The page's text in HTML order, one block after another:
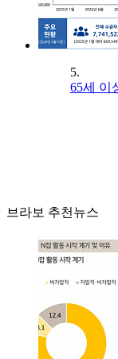
5.
65세 이
브라보 추천뉴스